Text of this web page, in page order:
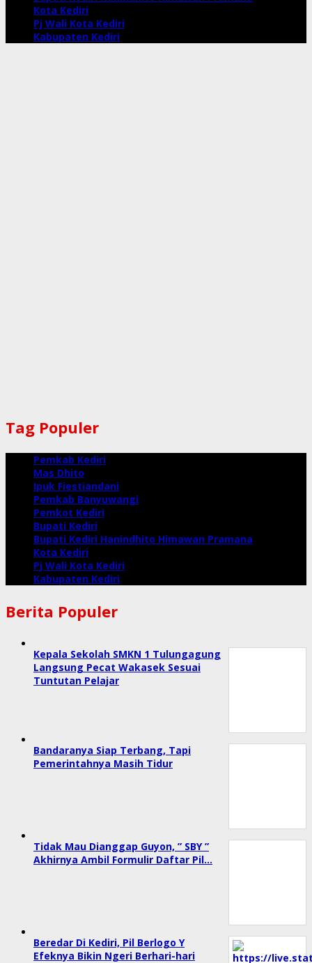
Kota Kediri
Pj Wali Kota Kediri
Kabupaten Kediri
Tag Populer
Pemkab Kediri
Mas Dhito
Ipuk Fiestiandani
Pemkab Banyuwangi
Pemkot Kediri
Bupati Kediri
Bupati Kediri Hanindhito Himawan Pramana
Kota Kediri
Pj Wali Kota Kediri
Kabupaten Kediri
Berita Populer
Kepala Sekolah SMKN 1 Tulungagung
Langsung Pecat Wakasek Sesuai
Tuntutan Pelajar
Bandaranya Siap Terbang, Tapi
Pemerintahnya Masih Tidur
Tidak Mau Dianggap Guyon, ” SBY ”
Akhirnya Ambil Formulir Daftar Pil…
Beredar Di Kediri, Pil Berlogo Y
Efeknya Bikin Ngeri Berhari-hari